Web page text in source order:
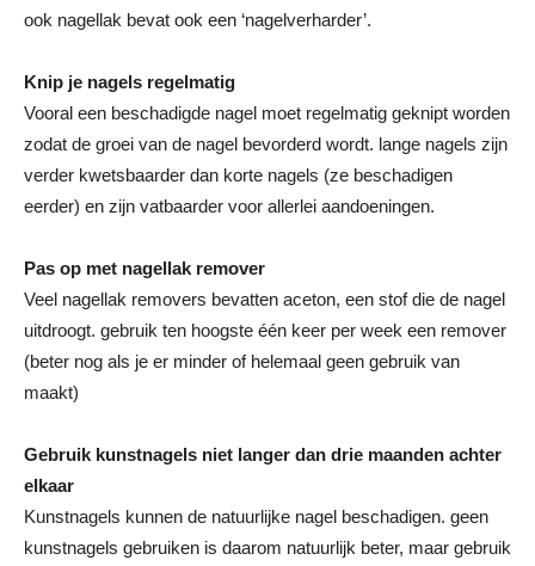
ook nagellak bevat ook een ‘nagelverharder’.
Knip je nagels regelmatig
Vooral een beschadigde nagel moet regelmatig geknipt worden
zodat de groei van de nagel bevorderd wordt. lange nagels zijn
verder kwetsbaarder dan korte nagels (ze beschadigen
eerder) en zijn vatbaarder voor allerlei aandoeningen.
Pas op met nagellak remover
Veel nagellak removers bevatten aceton, een stof die de nagel
uitdroogt. gebruik ten hoogste één keer per week een remover
(beter nog als je er minder of helemaal geen gebruik van
maakt)
Gebruik kunstnagels niet langer dan drie maanden achter
elkaar
Kunstnagels kunnen de natuurlijke nagel beschadigen. geen
kunstnagels gebruiken is daarom natuurlijk beter, maar gebruik